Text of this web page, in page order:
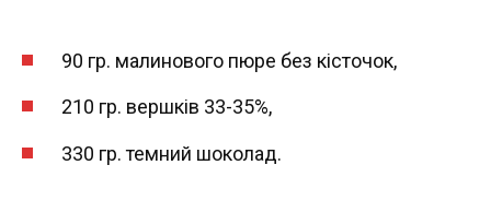
90 гр. малинового пюре без кісточок,
210 гр. вершків 33-35%,
330 гр. темний шоколад.